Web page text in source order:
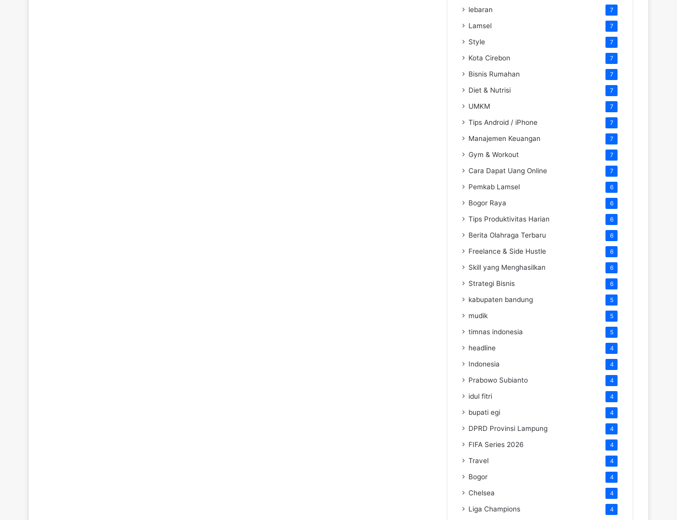
lebaran 7
Lamsel 7
Style 7
Kota Cirebon 7
Bisnis Rumahan 7
Diet & Nutrisi 7
UMKM 7
Tips Android / iPhone 7
Manajemen Keuangan 7
Gym & Workout 7
Cara Dapat Uang Online 7
Pemkab Lamsel 6
Bogor Raya 6
Tips Produktivitas Harian 6
Berita Olahraga Terbaru 6
Freelance & Side Hustle 6
Skill yang Menghasilkan 6
Strategi Bisnis 6
kabupaten bandung 5
mudik 5
timnas indonesia 5
headline 4
Indonesia 4
Prabowo Subianto 4
idul fitri 4
bupati egi 4
DPRD Provinsi Lampung 4
FIFA Series 2026 4
Travel 4
Bogor 4
Chelsea 4
Liga Champions 4